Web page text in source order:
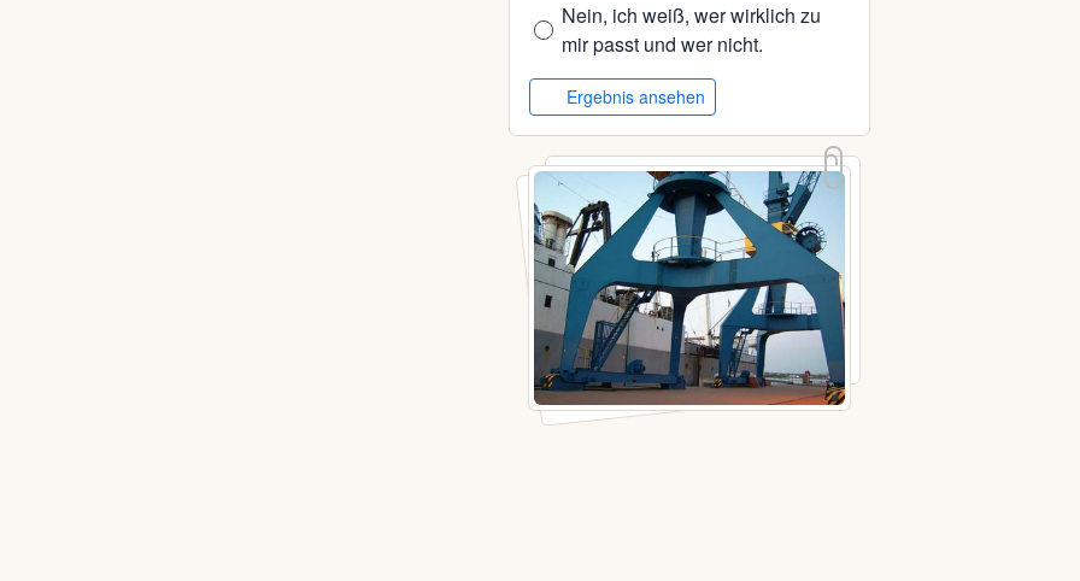
Nein, ich weiß, wer wirklich zu
mir passt und wer nicht.
Ergebnis ansehen